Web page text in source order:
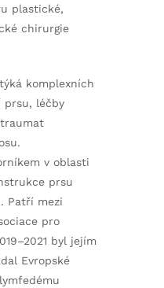
plastické,
chirurgie
komplexních
prsu, léčby
v oblasti
prsu
Patří mezi
pro
byl jejím
Evropské